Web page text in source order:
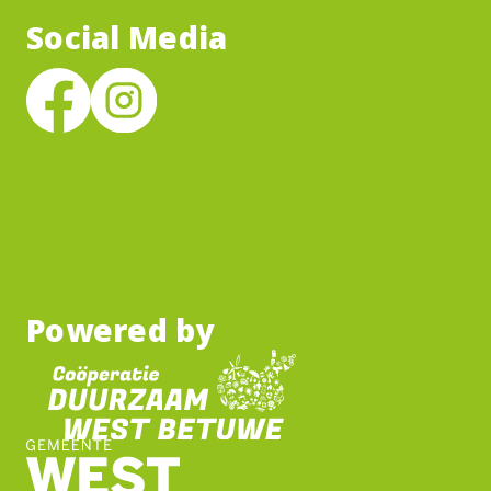
Social Media
Powered by